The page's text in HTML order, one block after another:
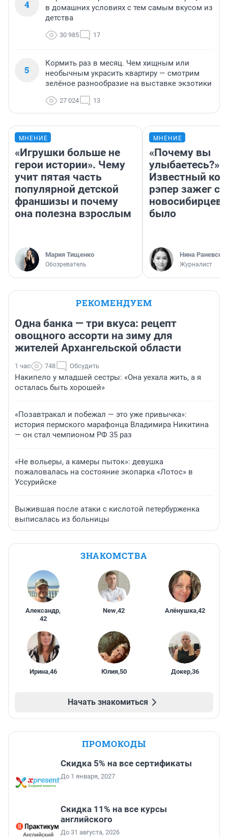
4
в домашних условиях с тем самым вкусом из
детства
30 985 17
5
Кормить раз в месяц. Чем хищным или
необычным украсить квартиру — смотрим
зелёное разнообразие на выставке экзотики
27 024 13
МНЕНИЕ
«Игрушки больше не
герои истории». Чему
учит пятая часть
популярной детской
франшизы и почему
она полезна взрослым
Мария Тищенко
Обозреватель
МНЕНИЕ
«Почему вы
улыбаетесь?»
Известный
рэпер зажег с
новосибирцев:
было
Нина
Журналист
РЕКОМЕНДУЕМ
Одна банка — три вкуса: рецепт
овощного ассорти на зиму для
жителей Архангельской области
1 час 748 Обсудить
Накипело у младшей сестры: «Она уехала жить, а я
осталась быть хорошей»
«Позавтракал и побежал — это уже привычка»:
история пермского марафонца Владимира Никитина
— он стал чемпионом РФ 35 раз
«Не вольеры, а камеры пыток»: девушка
пожаловалась на состояние экопарка «Лотос» в
Уссурийске
Выжившая после атаки с кислотой петербурженка
выписалась из больницы
ЗНАКОМСТВА
Александр,
42
New,42 Алёнушка,42
Ирина,46 Юлия,50 Докер,36
Начать знакомиться
ПРОМОКОДЫ
Скидка 5% на все сертификаты
До 1 января, 2027
Скидка 11% на все курсы
английского
До 31 августа, 2026